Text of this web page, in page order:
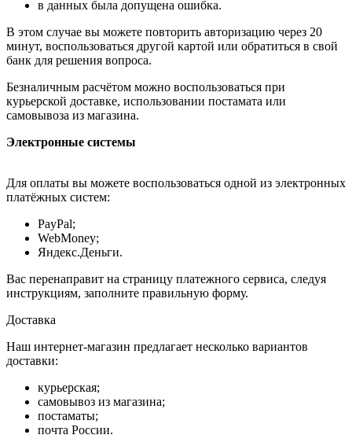
в данных была допущена ошибка.
В этом случае вы можете повторить авторизацию через 20
минут, воспользоваться другой картой или обратиться в свой
банк для решения вопроса.
Безналичным расчётом можно воспользоваться при
курьерской доставке, использовании постамата или
самовывоза из магазина.
Электронные системы
Для оплаты вы можете воспользоваться одной из электронных
платёжных систем:
PayPal;
WebMoney;
Яндекс.Деньги.
Вас перенаправит на страницу платежного сервиса, следуя
инструкциям, заполните правильную форму.
Доставка
Наш интернет-магазин предлагает несколько вариантов
доставки:
курьерская;
самовывоз из магазина;
постаматы;
почта России.